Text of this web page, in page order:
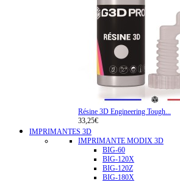
Résine 3D Engineering Tough...
33,25€
IMPRIMANTES 3D
IMPRIMANTE MODIX 3D
BIG-60
BIG-120X
BIG-120Z
BIG-180X